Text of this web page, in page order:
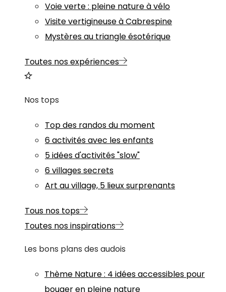
Voie verte : pleine nature à vélo
Visite vertigineuse à Cabrespine
Mystères au triangle ésotérique
Toutes nos expériences
Nos tops
Top des randos du moment
6 activités avec les enfants
5 idées d'activités "slow"
6 villages secrets
Art au village, 5 lieux surprenants
Tous nos tops
Toutes nos inspirations
Les bons plans des audois
Thème Nature: 4 idées accessibles pour
bouger en pleine nature